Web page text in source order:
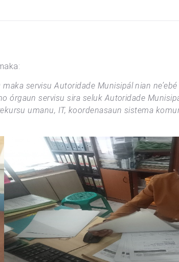
servisu Autoridade Munisipál nian
órgaun servisu sira seluk Autoridade
umanu, IT, koordenasaun sistema